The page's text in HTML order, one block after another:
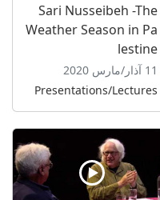
Sari Nusseibeh -The
Weather Season in Pa
lestine
11 آذار/مارس 2020
Presentations/Lectures